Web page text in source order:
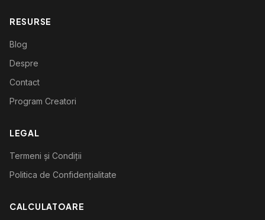
RESURSE
Blog
Despre
Contact
Program Creatori
LEGAL
Termeni și Condiții
Politica de Confidențialitate
CALCULATOARE